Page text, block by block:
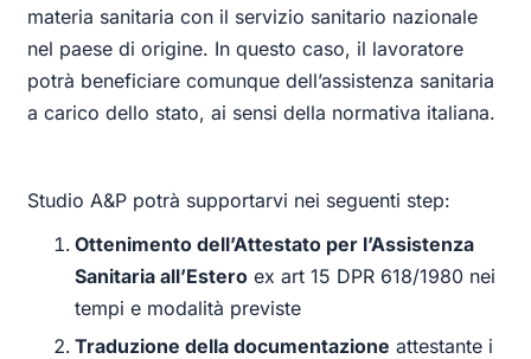
materia sanitaria con il servizio sanitario nazionale
nel paese di origine. In questo caso, il lavoratore
potrà beneficiare comunque dell’assistenza sanitaria
a carico dello stato, ai sensi della normativa italiana.
Studio A&P potrà supportarvi nei seguenti step:
Ottenimento dell’Attestato per l’Assistenza
Sanitaria all’Estero ex art 15 DPR 618/1980 nei
tempi e modalità previste
Traduzione della documentazione attestante i